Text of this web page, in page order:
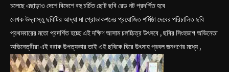
চলেছে এছাড়াও দেশে বিদেশে বহু চর্চিত ছোট ছবি রেড নট প্রদর্শিত হবে
লেখক উদ্বাস্তু ছবিটির আদ্যা মা প্রোডাকশনের প্রযোজিত শর্মিষ্ঠা দেবের পরিচালিত ছবি
প্রথমবারের মতো প্রদর্শিত হচ্ছে এই দক্ষিণ আসাম চলচ্চিত্র উৎসবে , ছবির সিংহভাগ অভিনেতা
অভিনেত্রীরা এই বরাক উপত্যকার তাই এই ছবিকে ঘিরে উৎসাহ প্রবল জনগণের মধ্যে ,